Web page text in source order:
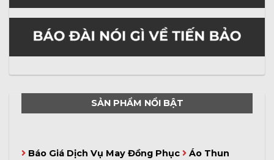
SẢN PHẨM NỔI BẬT
Báo Giá Dịch Vụ May Đồng Phục
Áo Thun